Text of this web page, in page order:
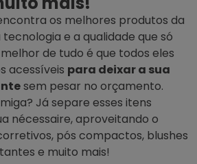
os melhores produtos da
e a qualidade que só
de tudo é que todos eles
acessíveis para deixar a sua
sem pesar no orçamento.
Já separe esses itens
nécessaire, aproveitando o
pós compactos, blushes
e muito mais!